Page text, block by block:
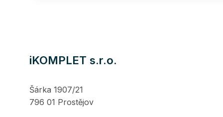
iKOMPLET s.r.o.
Šárka 1907/21
796 01 Prostějov